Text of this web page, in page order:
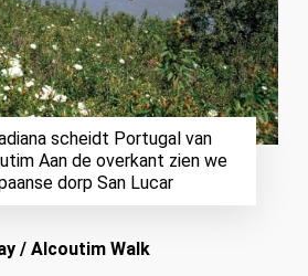
scheidt Portugal van
Aan de overkant zien we
dorp San Lucar
/ Alcoutim Walk